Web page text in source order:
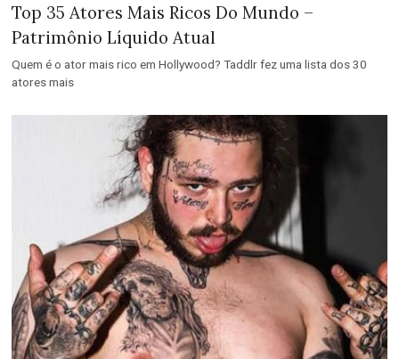
Top 35 Atores Mais Ricos Do Mundo –
Patrimônio Líquido Atual
Quem é o ator mais rico em Hollywood? Taddlr fez uma lista dos 30
atores mais